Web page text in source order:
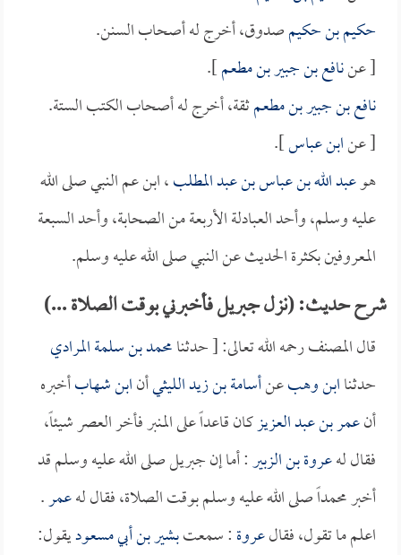
حكيم بن حكيمصدوق، أخرج له أصحاب السنن.
[ عننافع بن جبير بن مطعم].
نافع بن جبير بن مطعمثقة، أخرج له أصحاب الكتب الستة.
[ عنابن عباس].
هوعبد الله بن عباس بن عبد المطلب، ابن عم النبي صلى الله
عليه وسلم، وأحد العبادلة الأربعة من الصحابة، وأحد السبعة
المعروفين بكثرة الحديث عن النبي صلى الله عليه وسلم.
شرح حديث: (نزل جبريل فأخبرني بوقت الصلاة ...)
قال المصنف رحمه الله تعالى: [ حدثنامحمد بن سلمة المرادي
حدثناابن وهبعنأسامة بن زيد الليثيأنابن شهابأخبره
أنعمر بن عبد العزيزكان قاعداً على المنبر فأخر العصر شيئاً،
فقال لهعروة بن الزبير: أما إن جبريل صلى الله عليه وسلم قد
أخبر محمداً صلى الله عليه وسلم بوقت الصلاة، فقال لهعمر.
اعلم ما تقول، فقالعروة: سمعتبشير بن أبي مسعوديقول: